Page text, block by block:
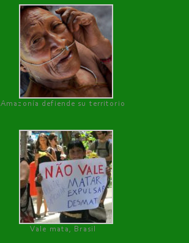
Amazonía defiende su territorio
Vale mata, Brasil